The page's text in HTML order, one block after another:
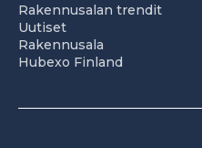
Rakennusalan trendit
Uutiset
Rakennusala
Hubexo Finland